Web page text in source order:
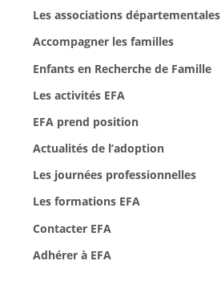
Les associations départementales
Accompagner les familles
Enfants en Recherche de Famille
Les activités EFA
EFA prend position
Actualités de l’adoption
Les journées professionnelles
Les formations EFA
Contacter EFA
Adhérer à EFA